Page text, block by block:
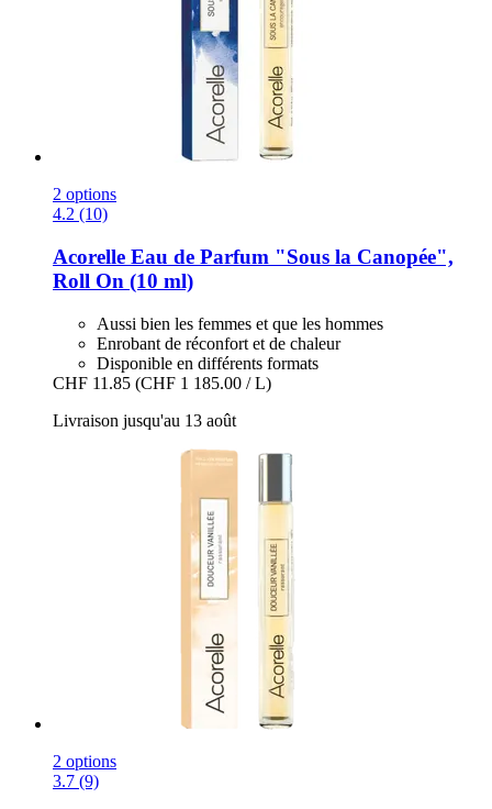
2 options
4.2 (10)
Acorelle Eau de Parfum "Sous la Canopée",
Roll On (10 ml)
Aussi bien les femmes et que les hommes
Enrobant de réconfort et de chaleur
Disponible en différents formats
CHF 11.85 (CHF 1 185.00 / L)
Livraison jusqu'au 13 août
2 options
3.7 (9)